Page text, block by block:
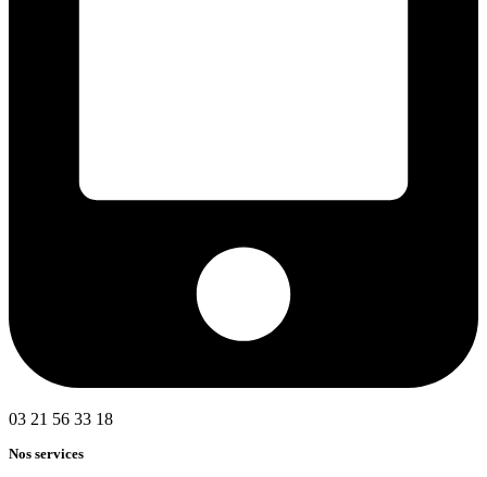
03 21 56 33 18
Nos services